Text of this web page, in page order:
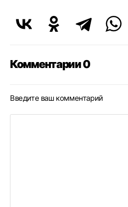
Комментарии 0
Введите ваш комментарий